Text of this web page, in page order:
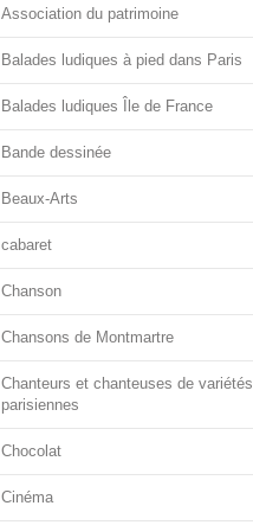
Association du patrimoine
Balades ludiques à pied dans Paris
Balades ludiques Île de France
Bande dessinée
Beaux-Arts
cabaret
Chanson
Chansons de Montmartre
Chanteurs et chanteuses de variétés
parisiennes
Chocolat
Cinéma